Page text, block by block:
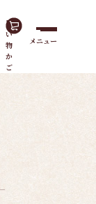
買
い
物
か
ご
メニュー